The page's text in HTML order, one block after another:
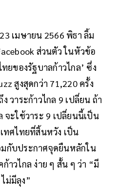
เมษายน 2566 พิธา ลิ้ม
ส่วนตัว ในหัวข้อ
ยของรัฐบาลก้าวไกล’ ซึ่ง
สูงสุดกว่า 71,220 ครั้ง
วาระก้าวไกล 9 เปลี่ยน ถ้า
จะใช้วาระ 9 เปลี่ยนนี้เป็น
ทศไทยที่สิ้นหวัง เป็น
กับประกาศจุดยืนหลักใน
าวไกล ง่าย ๆ สั้น ๆ ว่า “มี
ม่มีลุง”